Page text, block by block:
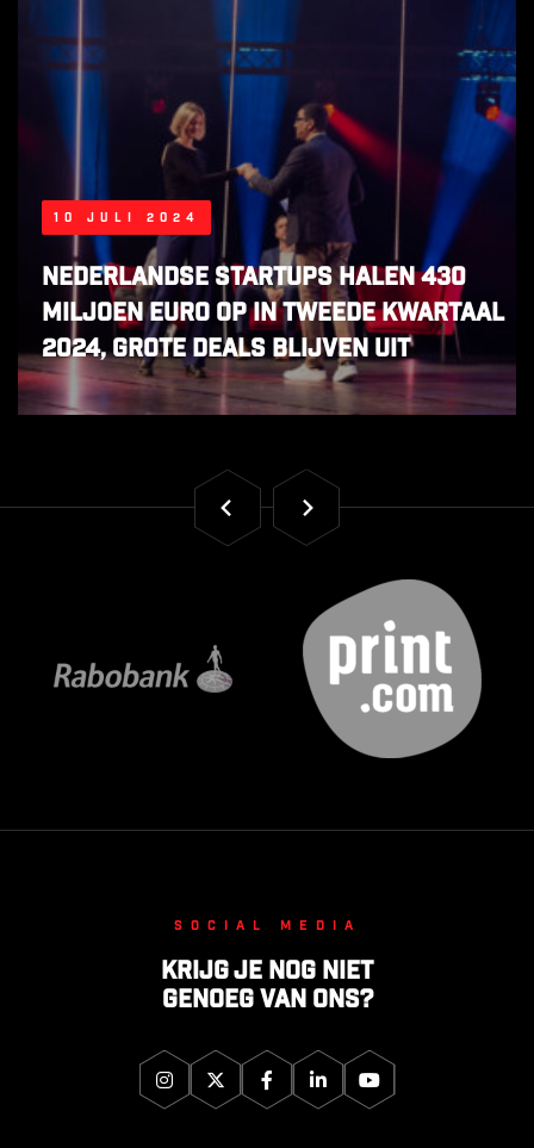
10 juli 2024
Nederlandse startups halen 430
miljoen euro op in tweede kwartaal
2024, grote deals blijven uit
Social media
Krijg je nog niet
genoeg van ons?